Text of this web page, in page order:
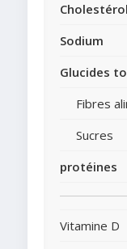
Cholestérol
Sodium
Glucides
Fibres
Sucres
protéines
Vitamine D